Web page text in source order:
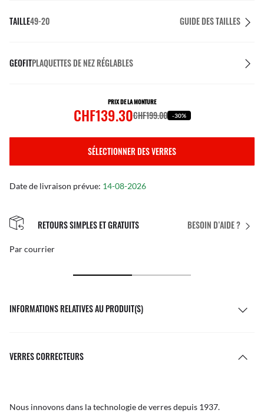
TAILLE49-20 GUIDE DES TAILLES
GEOFITPLAQUETTES DE NEZ RÉGLABLES
PRIX DE LA MONTURE
CHF139.30CHF199.00 -30%
SÉLECTIONNER DES VERRES
Date de livraison prévue: 14-08-2026
BESOIN D’AIDE ?
RETOURS SIMPLES ET GRATUITS
Par courrier
INFORMATIONS RELATIVES AU PRODUIT(S)
VERRES CORRECTEURS
Nous innovons dans la technologie de verres depuis 1937.